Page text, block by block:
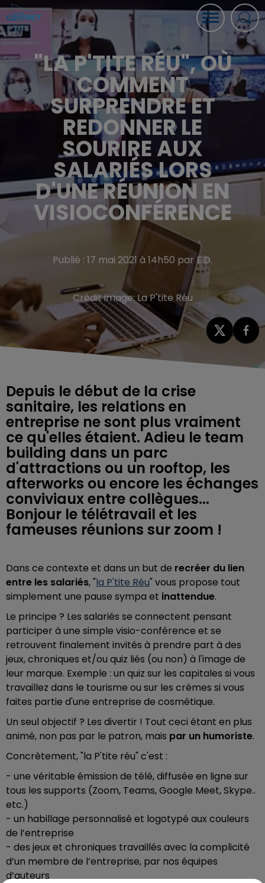
"LA P'TITE RÉU", OÙ
COMMENT
SURPRENDRE ET
REDONNER LE
SOURIRE AUX
SALARIÉS LORS
D'UNE RÉUNION EN
VISIOCONFÉRENCE
Publié : 17 mai 2021 à 14h50 par E.D.
Crédit image:La P'tite Réu
Depuis le début de la crise
sanitaire, les relations en
entreprise ne sont plus vraiment
ce qu'elles étaient. Adieu le team
building dans un parc
d'attractions ou un rooftop, les
afterworks ou encore les échanges
conviviaux entre collègues...
Bonjour le télétravail et les
fameuses réunions sur zoom !
Dans ce contexte et dans un but de recréer du lien
entre les salariés, "la P'tite Réu" vous propose tout
simplement une pause sympa et inattendue.
Le principe ? Les salariés se connectent pensant
participer à une simple visio-conférence et se
retrouvent finalement invités à prendre part à des
jeux, chroniques et/ou quiz liés (ou non) à l'image de
leur marque. Exemple : un quiz sur les capitales si vous
travaillez dans le tourisme ou sur les crèmes si vous
faites partie d'une entreprise de cosmétique.
Un seul objectif ? Les divertir ! Tout ceci étant en plus
animé, non pas par le patron, mais par un humoriste.
Concrètement, "la P'tite réu" c'est :
- une véritable émission de télé, diffusée en ligne sur
tous les supports (Zoom, Teams, Google Meet, Skype..
etc.)
- un habillage personnalisé et logotypé aux couleurs
de l’entreprise
- des jeux et chroniques travaillés avec la complicité
d’un membre de l’entreprise, par nos équipes
d’auteurs